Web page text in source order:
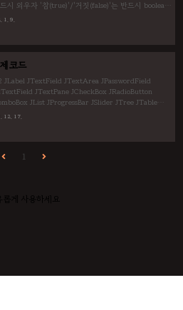
시 외우자 '참(true)'/'거짓(false)'는 반드시 boolean
해야한다. 연산자 우선순위는 언어별로 버전별로 다
1. 9.
코드
JLabel JTextField JTextArea JPasswordField
JTextPane JCheckBox JRadioButton
JList JProgressBar JSlider JTree JTable
JMenuBar JPopupMenu JToolBar
12. 17.
1
롭게 사용하세요